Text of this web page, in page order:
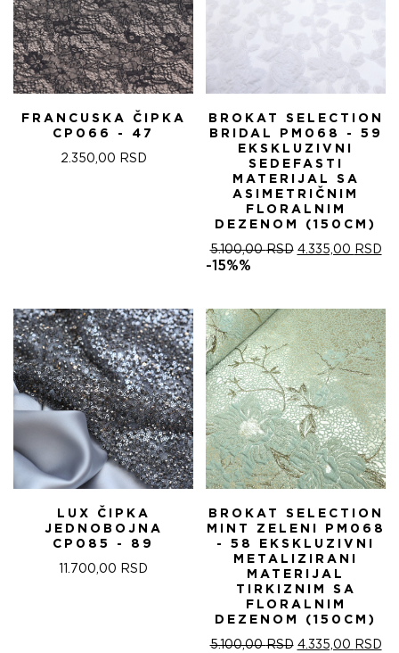
FRANCUSKA ČIPKA
CP066 - 47
2.350,00 RSD
BROKAT SELECTION
BRIDAL PM068 - 59
EKSKLUZIVNI
SEDEFASTI
MATERIJAL SA
ASIMETRIČNIM
FLORALNIM
DEZENOM (150CM)
5.100,00RSD ОРИГИНАЛНА
5.100,00 RSD.
4.335,00 RSD
-15%%
LUX ČIPKA
JEDNOBOJNA
CP085 - 89
11.700,00 RSD
BROKAT SELECTION
MINT ZELENI PM068
- 58 EKSKLUZIVNI
METALIZIRANI
MATERIJAL
TIRKIZNIM SA
FLORALNIM
DEZENOM (150CM)
5.100,00RSD ОРИГИНАЛНА
4.335,00 RSD